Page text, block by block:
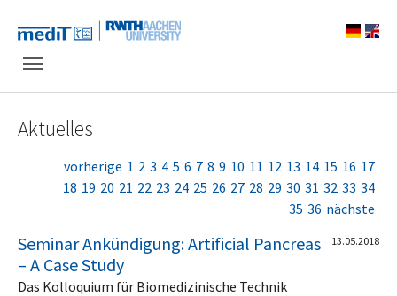
Aktuelles
vorherige 1 2 3 4 5 6 7 8 9 10 11 12 13 14 15 16 17
18 19 20 21 22 23 24 25 26 27 28 29 30 31 32 33 34
35 36 nächste
Seminar Ankündigung: Artificial Pancreas
– A Case Study
13.05.2018
Das Kolloquium für Biomedizinische Technik